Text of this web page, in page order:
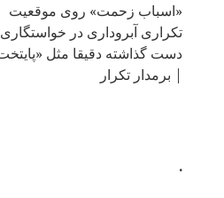
«اسباب زحمت» روی موقعیت
تکراری آبروداری در خواستگاری
| برمدار تکرار
.